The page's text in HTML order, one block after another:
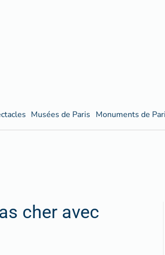
Musées de Paris Monuments de
cher avec